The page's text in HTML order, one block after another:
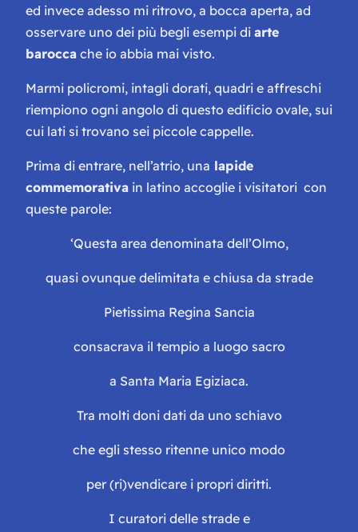
ed invece adesso mi ritrovo, a bocca aperta, ad
osservare uno dei più begli esempi di arte
barocca che io abbia mai visto.
Marmi policromi, intagli dorati, quadri e affreschi
riempiono ogni angolo di questo edificio ovale, sui
cui lati si trovano sei piccole cappelle.
Prima di entrare, nell’atrio, una lapide
commemorativa in latino accoglie i visitatori con
queste parole:
‘Questa area denominata dell’Olmo,
quasi ovunque delimitata e chiusa da strade
Pietissima Regina Sancia
consacrava il tempio a luogo sacro
a Santa Maria Egiziaca.
Tra molti doni dati da uno schiavo
che egli stesso ritenne unico modo
per (ri)vendicare i propri diritti.
I curatori delle strade e